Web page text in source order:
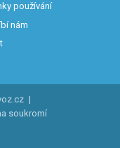
používání
nám
|
soukromí